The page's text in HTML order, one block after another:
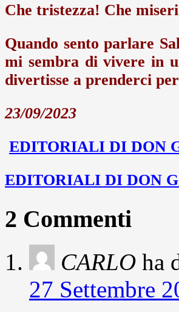
Che tristezza! Che
Quando sento parlare
mi sembra di vivere in
divertisse a prenderci
23/09/2023
EDITORIALI DI DON
EDITORIALI DI DON
2 Commenti
CARLO ha
27 Settembre